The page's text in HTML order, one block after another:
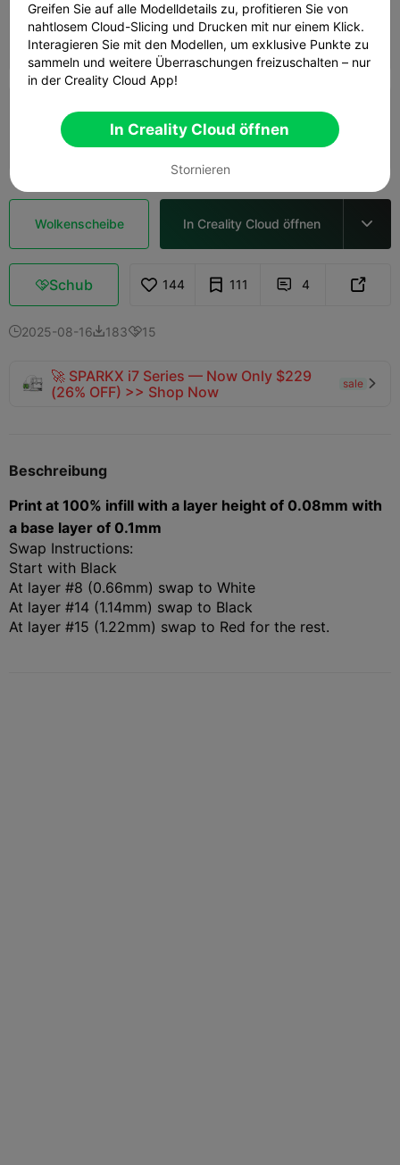
0.08mm layer, 2 walls, 100% infill
Autor  01h 56m  1 plates  24.80g
0.2mm layer, 2 walls, 15% infill
47m 24s 22.23g
Wolkenscheibe In Creality Cloud öffnen 
Schub 144 111  4 
2025-08-1618315
🚀 SPARKX i7 Series — Now Only $229
(26% OFF) >> Shop Now
sale 
Beschreibung
Print at 100% infill with a layer height of 0.08mm with
a base layer of 0.1mm
Swap Instructions:
Start with Black
At layer #8 (0.66mm) swap to White
At layer #14 (1.14mm) swap to Black
At layer #15 (1.22mm) swap to Red for the rest.
Greifen Sie auf alle Modelldetails zu, profitieren Sie von
nahtlosem Cloud-Slicing und Drucken mit nur einem Klick.
Interagieren Sie mit den Modellen, um exklusive Punkte zu
sammeln und weitere Überraschungen freizuschalten – nur
in der Creality Cloud App!
In Creality Cloud öffnen
Stornieren